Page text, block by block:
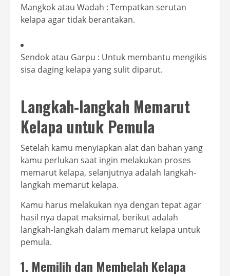
Mangkok atau Wadah : Tempatkan serutan
kelapa agar tidak berantakan.
Sendok atau Garpu : Untuk membantu mengikis
sisa daging kelapa yang sulit diparut.
Langkah-langkah Memarut
Kelapa untuk Pemula
Setelah kamu menyiapkan alat dan bahan yang
kamu perlukan saat ingin melakukan proses
memarut kelapa, selanjutnya adalah langkah-
langkah memarut kelapa.
Kamu harus melakukan nya dengan tepat agar
hasil nya dapat maksimal, berikut adalah
langkah-langkah dalam memarut kelapa untuk
pemula.
1. Memilih dan Membelah Kelapa